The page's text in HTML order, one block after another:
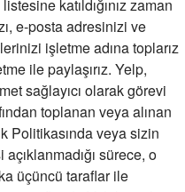
katıldığınız zaman
e-posta adresinizi ve
işletme adına toplarız
ile paylaşırız. Yelp,
sağlayıcı olarak görevi
toplanan veya alınan
Politikasında veya sizin
açıklanmadığı sürece, o
üçüncü taraflar ile